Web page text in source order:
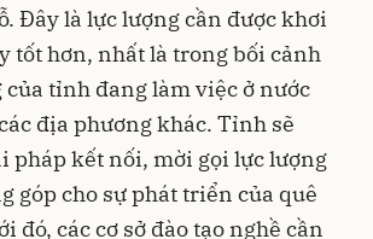
Đây là lực lượng cần được khơi
tốt hơn, nhất là trong bối cảnh
tỉnh đang làm việc ở nước
địa phương khác. Tỉnh sẽ
pháp kết nối, mời gọi lực lượng
góp cho sự phát triển của quê
đó, các cơ sở đào tạo nghề cần